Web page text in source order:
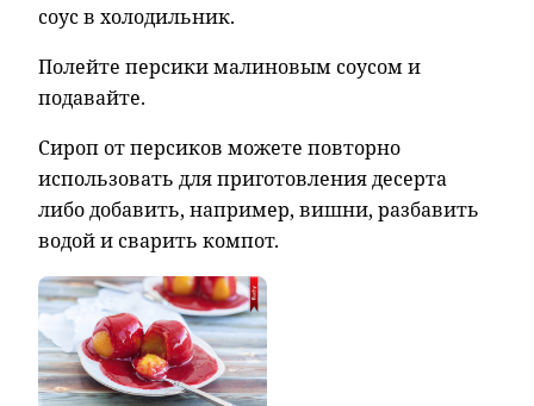
соус в холодильник.
Полейте персики малиновым соусом и
подавайте.
Сироп от персиков можете повторно
использовать для приготовления десерта
либо добавить, например, вишни, разбавить
водой и сварить компот.